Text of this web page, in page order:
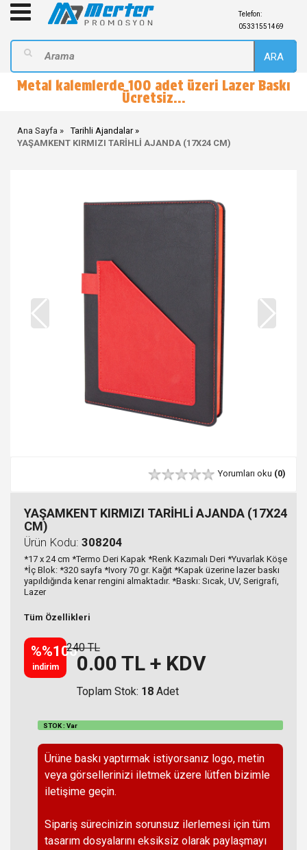
Telefon:
05331551469
ARA
Metal kalemlerde 100 adet üzeri Lazer Baskı
Ücretsiz...
Ana Sayfa
Tarihli Ajandalar
YAŞAMKENT KIRMIZI TARİHLİ AJANDA (17X24 CM)
Yorumları oku (0)
YAŞAMKENT KIRMIZI TARİHLİ AJANDA (17X24
CM)
Ürün Kodu: 308204
*17 x 24 cm *Termo Deri Kapak *Renk Kazımalı Deri *Yuvarlak Köşe
*İç Blok: *320 sayfa *Ivory 70 gr. Kağıt *Kapak üzerine lazer baskı
yapıldığında kenar rengini almaktadır. *Baskı: Sıcak, UV, Serigrafi,
Lazer
Tüm Özellikleri
%%100
indirim
240 TL
0.00 TL + KDV
Toplam Stok: 18 Adet
STOK : Var
Ürüne baskı yaptırmak istiyorsanız logo, metin
veya görsellerinizi iletmek üzere lütfen bizimle
iletişime geçin.
Sipariş sürecinizin sorunsuz ilerlemesi için tüm
tasarım dosyalarını eksiksiz olarak paylaşmayı